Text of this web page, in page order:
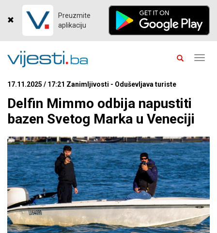
Preuzmite
aplikaciju
17.11.2025 / 17:21 Zanimljivosti - Oduševljava turiste
Delfin Mimmo odbija napustiti
bazen Svetog Marka u Veneciji